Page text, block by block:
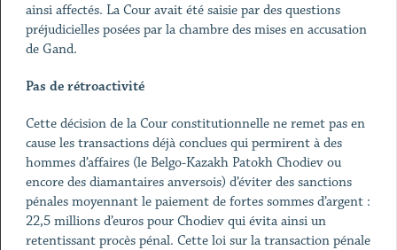
ainsi affectés. La Cour avait été saisie par des questions
préjudicielles posées par la chambre des mises en accusation
de Gand.
Pas de rétroactivité
Cette décision de la Cour constitutionnelle ne remet pas en
cause les transactions déjà conclues qui permirent à des
hommes d’affaires (le Belgo-Kazakh Patokh Chodiev ou
encore des diamantaires anversois) d’éviter des sanctions
pénales moyennant le paiement de fortes sommes d’argent :
22,5 millions d’euros pour Chodiev qui évita ainsi un
retentissant procès pénal. Cette loi sur la transaction pénale